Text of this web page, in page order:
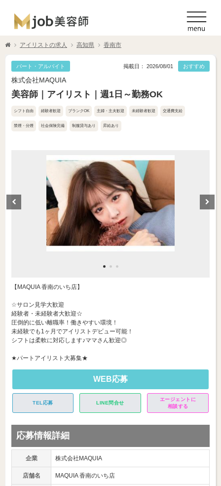
アイリストの求人 高知県 香南市
パート・アルバイト おすすめ
掲載日： 2026/08/01
株式会社MAQUIA
美容師｜アイリスト｜週1日～勤務OK
シフト自由 経験者歓迎 ブランクOK 主婦・主夫歓迎 未経験者歓迎 交通費支給
禁煙・分煙 社会保険完備 制服貸与あり 昇給あり
【MAQUIA 香南のいち店】
☆サロン見学大歓迎
経験者・未経験者大歓迎☆
圧倒的に低い離職率！働きやすい環境！
未経験でも1ヶ月でアイリストデビュー可能！
シフトは柔軟に対応します♪ママさん歓迎◎
★パートアイリスト大募集★
WEB応募
TEL応募 LINE問合せ
エージェントに
相談する
応募情報詳細
企業 株式会社MAQUIA
店舗名 MAQUIA 香南のいち店